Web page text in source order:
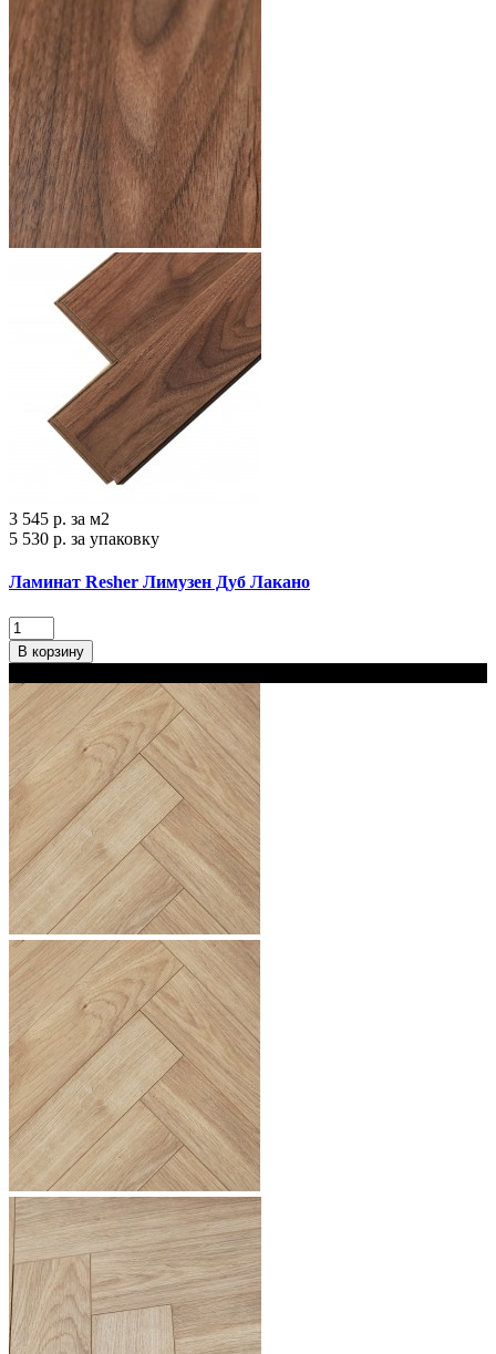
3 545 р. за м2
5 530 р. за упаковку
Ламинат Resher Лимузен Дуб Лакано
В корзину